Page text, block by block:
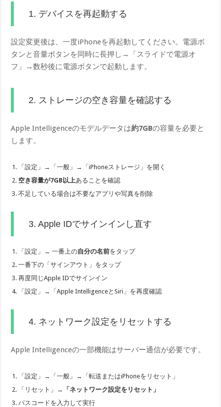
1. デバイスを再起動する
設定変更後は、一度iPhoneを再起動してください。電源ボ
タンと音量ボタンを同時に長押し→「スライドで電源オ
フ」→数秒後に電源ボタンで起動します。
2. ストレージの空き容量を確認する
Apple Intelligenceのモデルデータは約7GBの容量を必要と
します。
「設定」→「一般」→「iPhoneストレージ」を開く
空き容量が7GB以上あることを確認
不足している場合は不要なアプリや写真を削除
3. Apple IDでサインインし直す
「設定」→ 一番上の自分の名前をタップ
一番下の「サインアウト」をタップ
再度同じApple IDでサインイン
「設定」→「Apple IntelligenceとSiri」を再度確認
4. ネットワーク設定をリセットする
Apple Intelligenceの一部機能はサーバー通信が必要です。
「設定」→「一般」→「転送またはiPhoneをリセット」
「リセット」→ 「ネットワーク設定をリセット」
パスコードを入力して実行